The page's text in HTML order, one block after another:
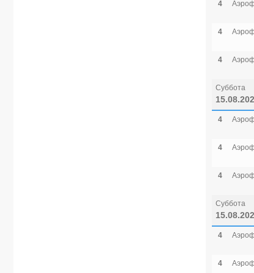
4
4
4
Суббота
4
4
4
Суббота
4
4